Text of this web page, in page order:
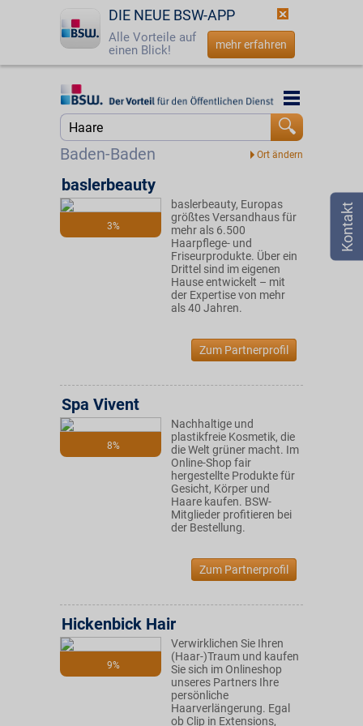
DIE NEUE BSW-APP
Alle Vorteile auf
einen Blick!
mehr erfahren
Startseite
Login
☎ 0800 - 279 25 82
Baden-Baden
Startseite
3%
baslerbeauty
baslerbeauty, Europas
größtes Versandhaus für
mehr als 6.500
Haarpflege- und
Friseurprodukte. Über ein
Drittel sind im eigenen
Hause entwickelt – mit
der Expertise von mehr
als 40 Jahren.
Zum Partnerprofil
8%
Spa Vivent
Nachhaltige und
plastikfreie Kosmetik, die
die Welt grüner macht. Im
Online-Shop fair
hergestellte Produkte für
Gesicht, Körper und
Haare kaufen. BSW-
Mitglieder profitieren bei
der Bestellung.
Zum Partnerprofil
9%
Hickenbick Hair
Verwirklichen Sie Ihren
(Haar-)Traum und kaufen
Sie sich im Onlineshop
unseres Partners Ihre
persönliche
Haarverlängerung. Egal
ob Clip in Extensions,